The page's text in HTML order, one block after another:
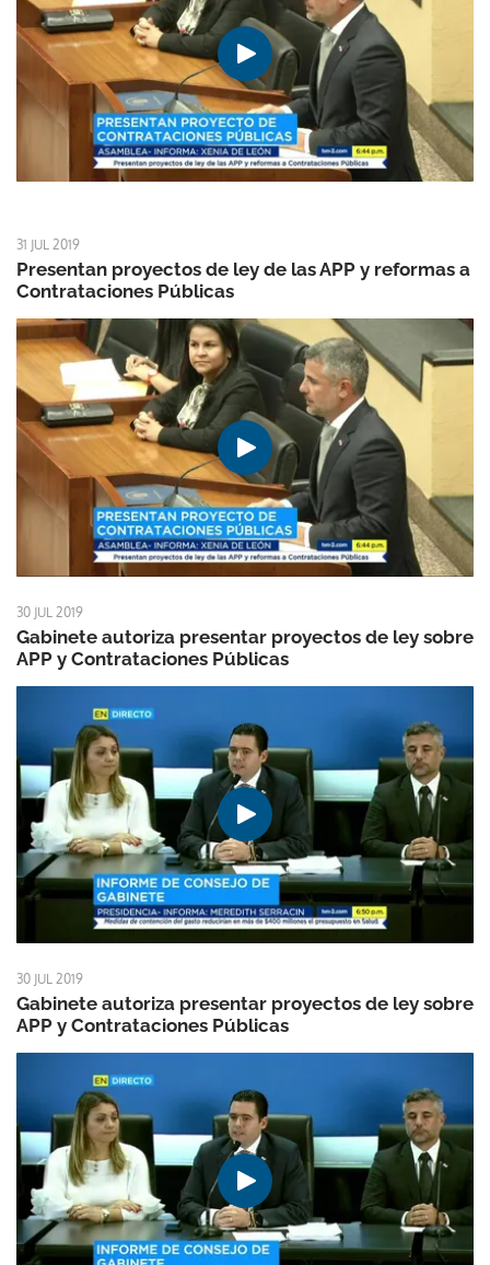
31 JUL 2019
Presentan proyectos de ley de las APP y reformas a
Contrataciones Públicas
30 JUL 2019
Gabinete autoriza presentar proyectos de ley sobre
APP y Contrataciones Públicas
30 JUL 2019
Gabinete autoriza presentar proyectos de ley sobre
APP y Contrataciones Públicas